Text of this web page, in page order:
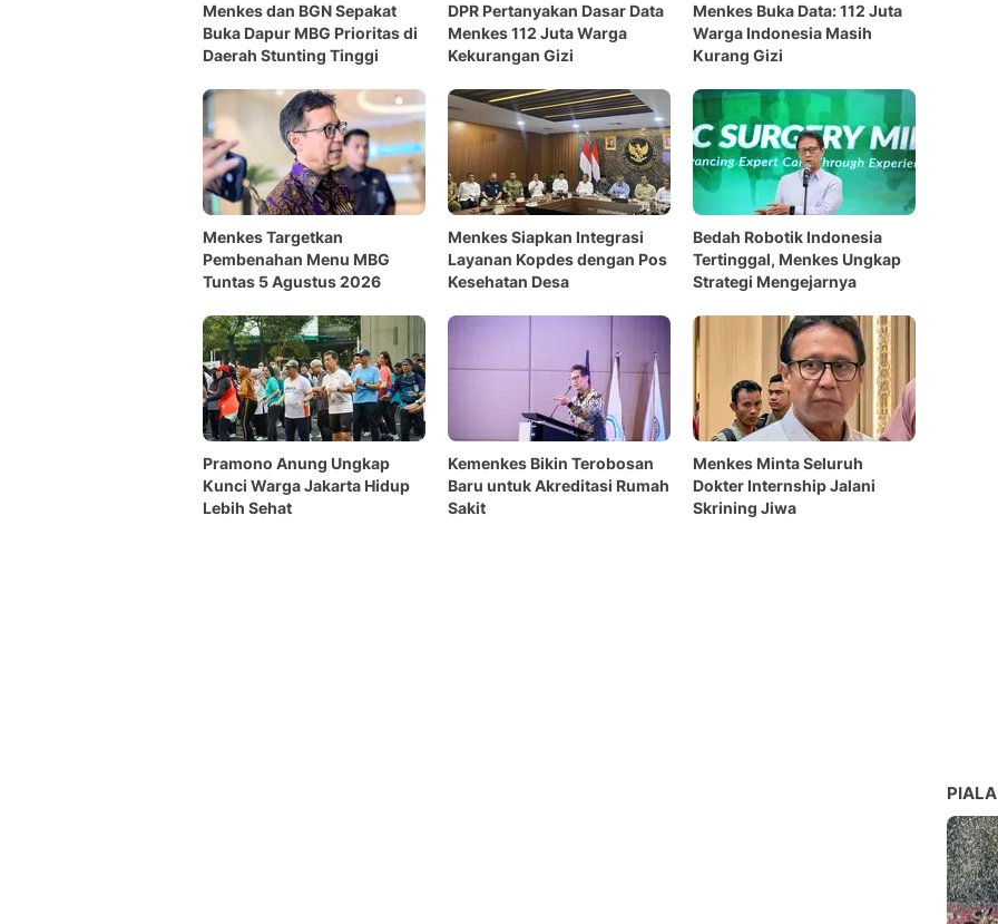
Menkes dan BGN Sepakat
Buka Dapur MBG Prioritas di
Daerah Stunting Tinggi
DPR Pertanyakan Dasar Data
Menkes 112 Juta Warga
Kekurangan Gizi
Menkes Buka Data: 112 Juta
Warga Indonesia Masih
Kurang Gizi
Menkes Targetkan
Pembenahan Menu MBG
Tuntas 5 Agustus 2026
Menkes Siapkan Integrasi
Layanan Kopdes dengan Pos
Kesehatan Desa
Bedah Robotik Indonesia
Tertinggal, Menkes Ungkap
Strategi Mengejarnya
Pramono Anung Ungkap
Kunci Warga Jakarta Hidup
Lebih Sehat
Kemenkes Bikin Terobosan
Baru untuk Akreditasi Rumah
Sakit
Menkes Minta Seluruh
Dokter Internship Jalani
Skrining Jiwa